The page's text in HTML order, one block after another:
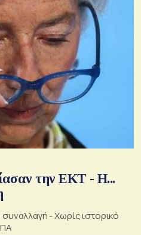
την ΕΚΤ - Η...
- Χωρίς ιστορικό